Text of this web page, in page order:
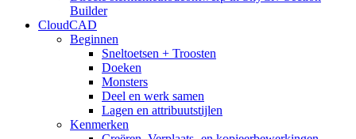
Builder
CloudCAD
Beginnen
Sneltoetsen + Troosten
Doeken
Monsters
Deel en werk samen
Lagen en attribuutstijlen
Kenmerken